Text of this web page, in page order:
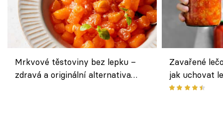
Mrkvové těstoviny bez lepku –
zdravá a originální alternativa
Zavařené
jak uchovat